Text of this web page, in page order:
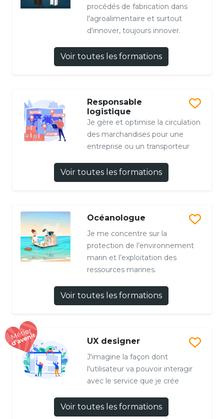
procédés de fabrication dans
l'agroalimentaire et surtout
d'innover, toujours innover.
Voir toutes les formations
Responsable
logistique
Je gère et optimise la circulation
des marchandises pour une
entreprise ou un transporteur
Voir toutes les formations
Océanologue
Je me concentre sur la
protection de l’environnement
marin et l’exploitation des
ressources marines.
Voir toutes les formations
UX designer
J'imagine la façon dont
l'utilisateur va pouvoir interagir
avec le service que je crée
Voir toutes les formations